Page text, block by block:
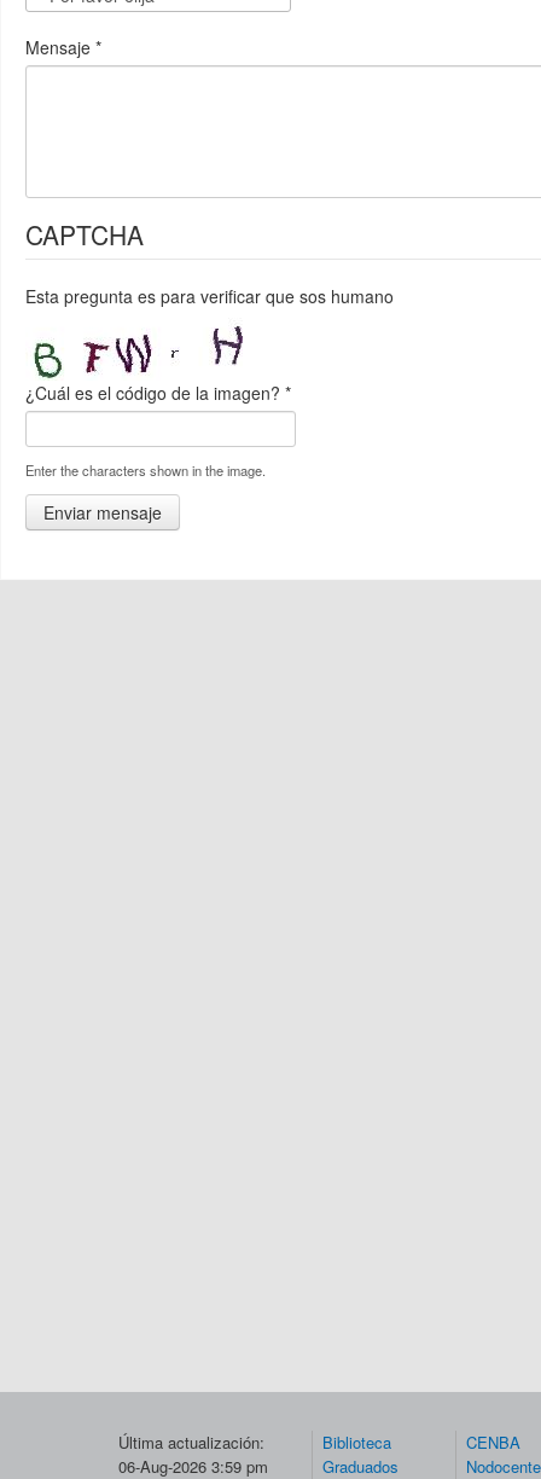
Mensaje *
CAPTCHA
Esta pregunta es para verificar que sos humano
¿Cuál es el código de la imagen? *
Enter the characters shown in the image.
Última actualización:
06-Aug-2026 3:59 pm
Biblioteca
Graduados
CENBA